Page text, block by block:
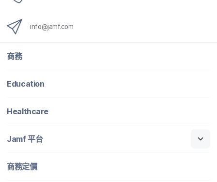
info@jamf.com
商務
Education
Healthcare
Jamf平​台
商務定​價